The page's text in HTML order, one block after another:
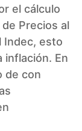
el cálculo
Precios al
Indec, esto
inflación. En
de con